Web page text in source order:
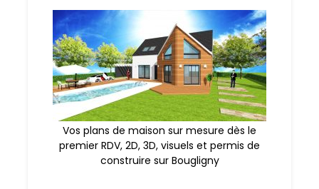
Vos plans de maison sur mesure dès le
premier RDV, 2D, 3D, visuels et permis de
construire sur Bougligny